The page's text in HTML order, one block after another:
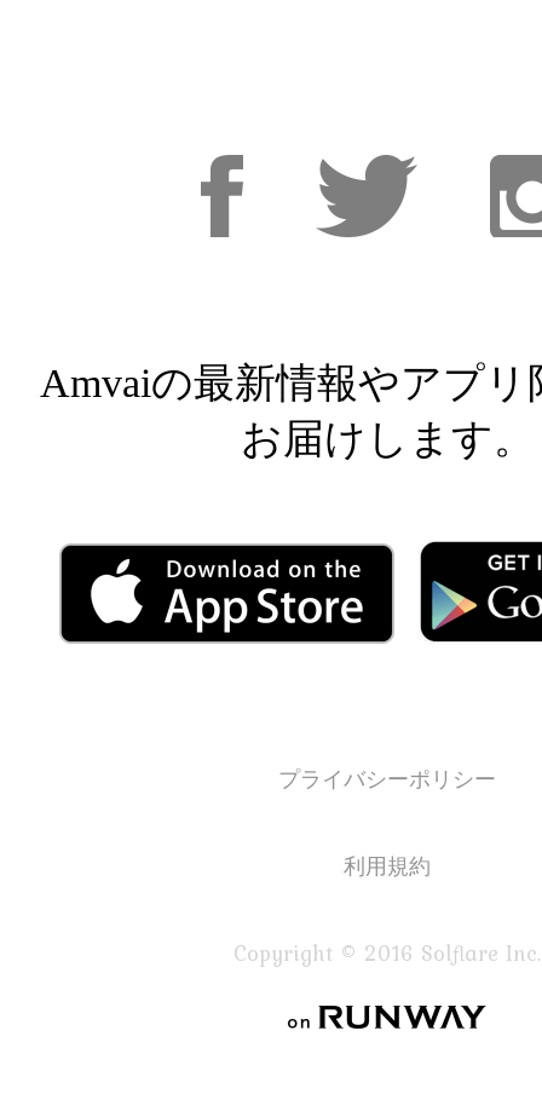
Amvaiの最新情報やアプリ
お届けします。
プライバシーポリシー
利用規約
Copyright © 2016 Solflare Inc.